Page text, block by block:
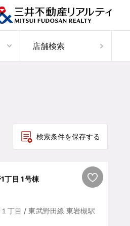
店舗検索
検索条件を保存する
丁目 1号棟
丁目 / 東武野田線 東岩槻駅